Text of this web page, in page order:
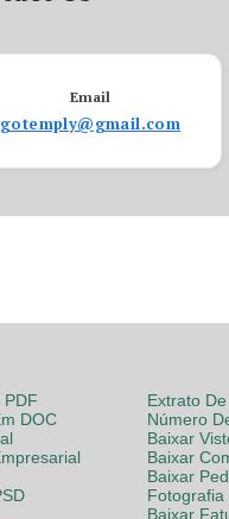
Email
gotemply@gmail.com
PDF
DOC
Extrato
Número
Baixar
Baixar
Baixar
Fotografia
Baixar